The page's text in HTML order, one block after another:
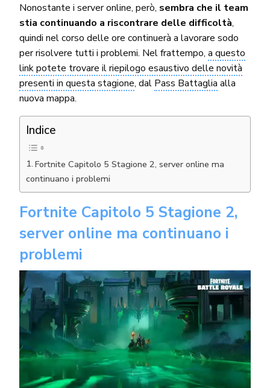
Nonostante i server online, però, sembra che il team
stia continuando a riscontrare delle difficoltà,
quindi nel corso delle ore continuerà a lavorare sodo
per risolvere tutti i problemi. Nel frattempo,a questo
link potete trovare il riepilogo esaustivo delle novità
presenti in questa stagione, dal Pass Battaglia alla
nuova mappa.
Indice
Fortnite Capitolo 5 Stagione 2, server online ma
continuano i problemi
Fortnite Capitolo 5 Stagione 2,
server online ma continuano i
problemi